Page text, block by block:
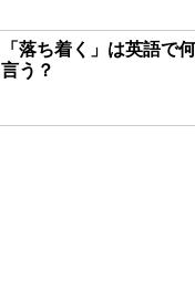
「落ち着く」は英語で
言う？